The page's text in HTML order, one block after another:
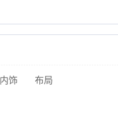
内饰 布局